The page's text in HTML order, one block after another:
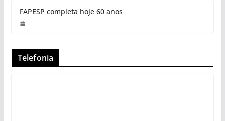
FAPESP completa hoje 60 anos
Telefonia